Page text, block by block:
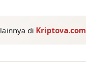
di Kriptova.com